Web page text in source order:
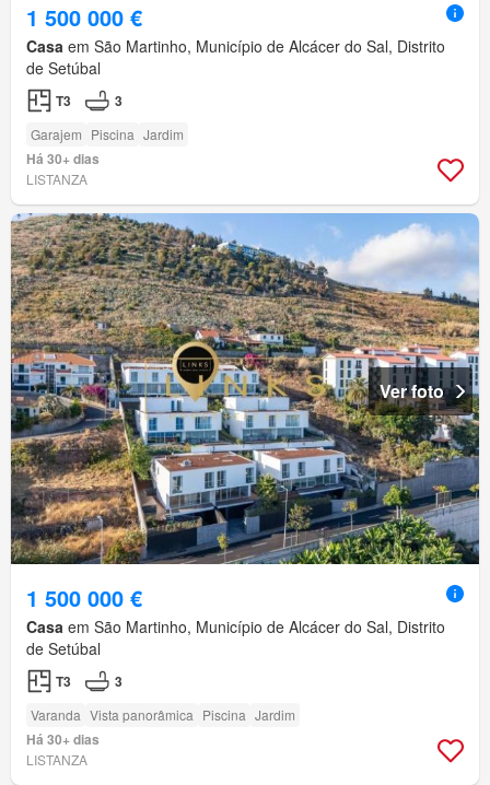
1 500 000 €
Casa em São Martinho, Município de Alcácer do Sal, Distrito
de Setúbal
T3 3
Garajem Piscina Jardim
Há 30+ dias
LISTANZA
Ver foto
1 500 000 €
Casa em São Martinho, Município de Alcácer do Sal, Distrito
de Setúbal
T3 3
Varanda Vista panorâmica Piscina Jardim
Há 30+ dias
LISTANZA